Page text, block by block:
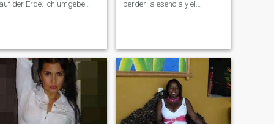
der Erde. Ich umgebe
Wesen sein. So
man sich.
perder la esencia y el
intelligent, feisty woman,
capable of ac